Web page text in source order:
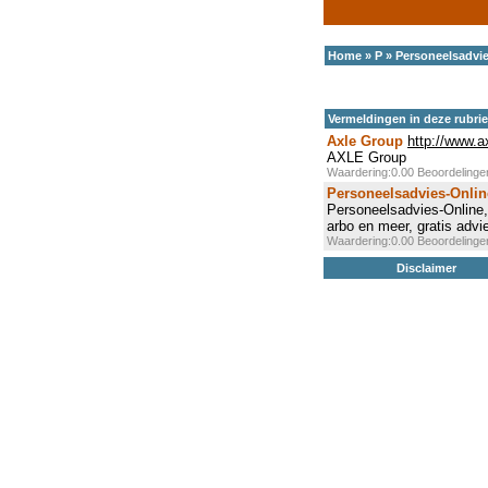
Home » P »
Vermeldingen in deze
Axle Group http://
AXLE Group
Waardering:0.00
Personeelsadvies-
Personeelsadvies-
arbo en meer, gratis
Waardering:0.00
Disclaimer